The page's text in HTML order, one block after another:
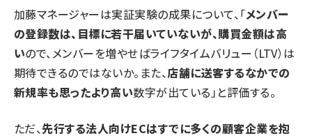
加藤マネージャーは実証実験の成果について、「メンバー
の登録数は、目標に若干届いていないが、購買金額は高
いので、メンバーを増やせばライフタイムバリュー（LTV）は
期待できるのではないか。また、店舗に送客するなかでの
新規率も思ったより高い数字が出ている」と評価する。
ただ、先行する法人向けECはすでに多くの顧客企業を抱